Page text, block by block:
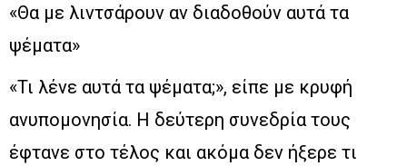
«Θα με λιντσάρουν αν διαδοθούν αυτά τα
ψέματα»
«Τι λένε αυτά τα ψέματα;», είπε με κρυφή
ανυπομονησία. Η δεύτερη συνεδρία τους
έφτανε στο τέλος και ακόμα δεν ήξερε τι